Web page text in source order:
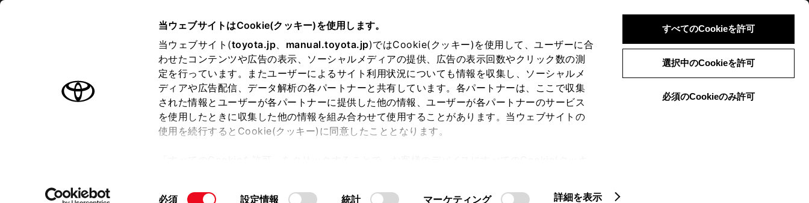
当ウェブサイトはCookie(クッキー)を使用します。
当ウェブサイト(toyota.jp、 manual.toyota.jp)ではCookie(クッキー)を使用して、ユーザーに合
わせたコンテンツや広告の表示、ソーシャルメディアの提供、広告の表示回数やクリック数の測
定を行っています。またユーザーによるサイト利用状況についても情報を収集し、ソーシャルメ
ディアや広告配信、データ解析の各パートナーと共有しています。各パートナーは、ここで収集
された情報とユーザーが各パートナーに提供した他の情報、ユーザーが各パートナーのサービス
を使用したときに収集した他の情報を組み合わせて使用することがあります。当ウェブサイトの
使用を続行するとCookie(クッキー)に同意したこととなります。
同
必須 設定情報 統計 マーケティング 詳細を表示
すべてのCookieを許可
選択中のCookieを許可
必須のCookieのみ許可
ログイン 検索 メニュー
オーナーサポート トピックス
現在地を取得できませんでした。
該当する地域・都道府県をお選びください。
北海道 旭川 釧路 札幌
トヨタ認定中古車 メニュー
トヨタ認定中古車の魅力 3つの買い方 オンライン購入 お気に入り